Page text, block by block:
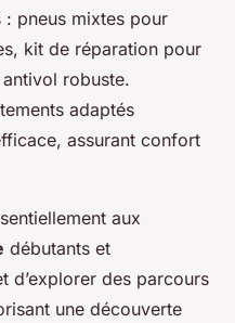
: pneus mixtes pour
kit de réparation pour
robuste.
adaptés
assurant confort
aux
débutants et
d’explorer des parcours
une découverte